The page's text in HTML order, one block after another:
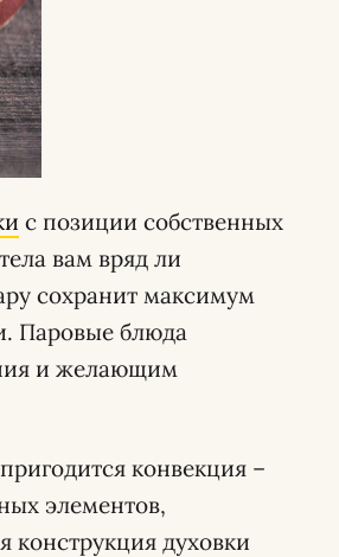
с позиции собственных
вам вряд ли
сохранит максимум
Паровые блюда
и желающим
конвекция –
элементов,
конструкция духовки